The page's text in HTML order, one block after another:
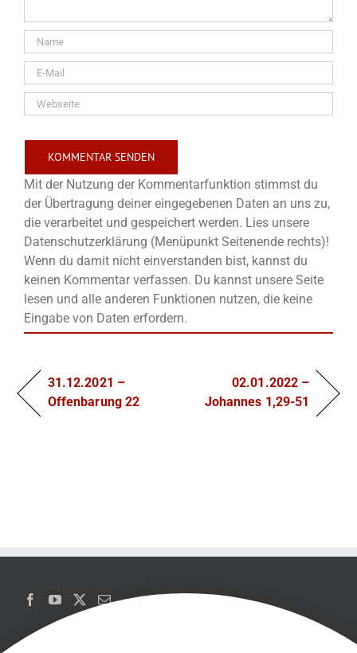
Mit der Nutzung der Kommentarfunktion stimmst du
der Übertragung deiner eingegebenen Daten an uns zu,
die verarbeitet und gespeichert werden. Lies unsere
Datenschutzerklärung (Menüpunkt Seitenende rechts)!
Wenn du damit nicht einverstanden bist, kannst du
keinen Kommentar verfassen. Du kannst unsere Seite
lesen und alle anderen Funktionen nutzen, die keine
Eingabe von Daten erfordern.
31.12.2021 –
Offenbarung 22
02.01.2022 –
Johannes 1,29-51